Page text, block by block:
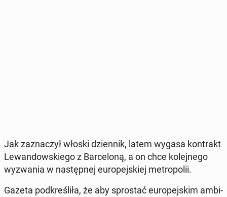
Jak za­zna­czył włoski dzien­nik, latem wygasa kon­trakt
Le­wan­dow­skie­go z Bar­ce­lo­ną, a on chce ko­lej­ne­go
wy­zwa­nia w na­stęp­nej eu­ro­pej­skiej me­tro­po­lii.
Gazeta pod­kre­śli­ła, że aby spro­stać eu­ro­pej­skim am­bi­